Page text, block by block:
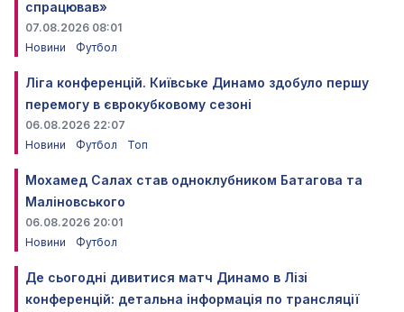
спрацював»
07.08.2026 08:01
Новини
Футбол
Ліга конференцій. Київське Динамо здобуло першу
перемогу в єврокубковому сезоні
06.08.2026 22:07
Новини
Футбол Топ
Мохамед Салах став одноклубником Батагова та
Маліновського
06.08.2026 20:01
Новини
Футбол
Де сьогодні дивитися матч Динамо в Лізі
конференцій: детальна інформація по трансляції